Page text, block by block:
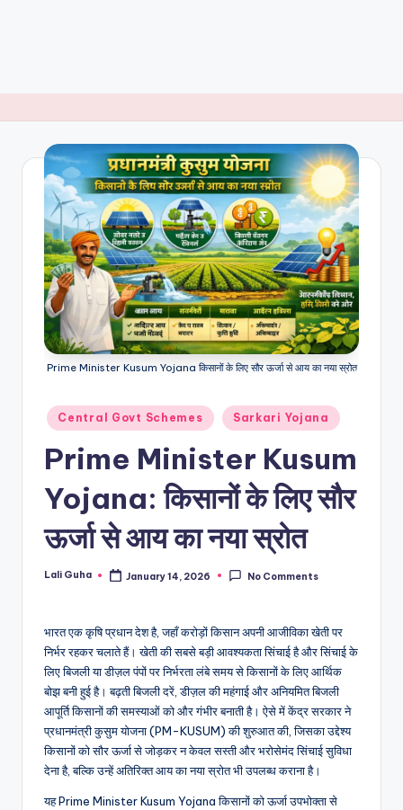
Prime Minister Kusum Yojana किसानों के लिए सौर ऊर्जा से आय का नया स्रोत
Posted
in
Central Govt Schemes Sarkari Yojana
Prime Minister Kusum
Yojana: किसानों के लिए सौर
ऊर्जा से आय का नया स्रोत
Posted
Lali Guha January 14, 2026 No Comments
भारत एक कृषि प्रधान देश है, जहाँ करोड़ों किसान अपनी आजीविका खेती पर
निर्भर रहकर चलाते हैं। खेती की सबसे बड़ी आवश्यकता सिंचाई है और सिंचाई के
लिए बिजली या डीज़ल पंपों पर निर्भरता लंबे समय से किसानों के लिए आर्थिक
बोझ बनी हुई है। बढ़ती बिजली दरें, डीज़ल की महंगाई और अनियमित बिजली
आपूर्ति किसानों की समस्याओं को और गंभीर बनाती है। ऐसे में केंद्र सरकार ने
प्रधानमंत्री कुसुम योजना (PM-KUSUM) की शुरुआत की, जिसका उद्देश्य
किसानों को सौर ऊर्जा से जोड़कर न केवल सस्ती और भरोसेमंद सिंचाई सुविधा
देना है, बल्कि उन्हें अतिरिक्त आय का नया स्रोत भी उपलब्ध कराना है।
यह Prime Minister Kusum Yojana किसानों को ऊर्जा उपभोक्ता से